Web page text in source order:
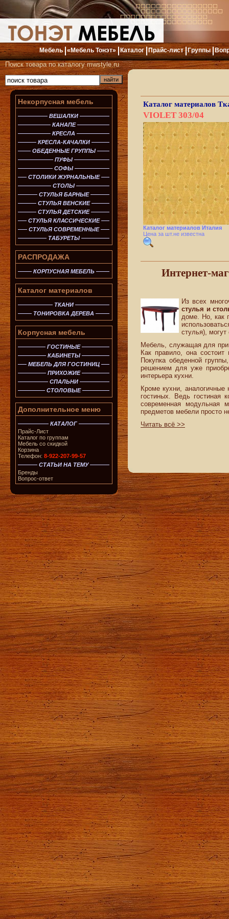
Мебель «Мебель Тонэт» Каталог Прайс-лист Группы
Поиск товара по каталогу mwstyle.ru
Некорпусная мебель
ВЕШАЛКИ
КАНАПЕ
КРЕСЛА
КРЕСЛА-КАЧАЛКИ
ОБЕДЕННЫЕ ГРУППЫ
ПУФЫ
СОФЫ
СТОЛИКИ ЖУРНАЛЬНЫЕ
СТОЛЫ
СТУЛЬЯ БАРНЫЕ
СТУЛЬЯ ВЕНСКИЕ
СТУЛЬЯ ДЕТСКИЕ
СТУЛЬЯ КЛАССИЧЕСКИЕ
СТУЛЬЯ СОВРЕМЕННЫЕ
ТАБУРЕТЫ
РАСПРОДАЖА
КОРПУСНАЯ МЕБЕЛЬ
Каталог материалов
ТКАНИ
ТОНИРОВКА ДЕРЕВА
Корпусная мебель
ГОСТИНЫЕ
КАБИНЕТЫ
МЕБЕЛЬ ДЛЯ ГОСТИНИЦ
ПРИХОЖИЕ
СПАЛЬНИ
СТОЛОВЫЕ
Дополнительное меню
КАТАЛОГ
Прайс-Лист
Каталог по группам
Мебель со скидкой
Корзина
Телефон: 8-922-207-99-57
СТАТЬИ НА ТЕМУ
Бренды
Вопрос-ответ
Каталог материалов
VIOLET 303/04
Каталог материалов Италия
Цена за шт.не известна
Интернет-
Из всех
стулья и
доме. Но, как
стулья), могут
Мебель, служащая для
Как правило, она состоит
Покупка обеденной
решением для уже
интерьера кухни.
Кроме кухни,
гостиных. Ведь гостиная
современная
предметов мебели просто
Читать всё >>